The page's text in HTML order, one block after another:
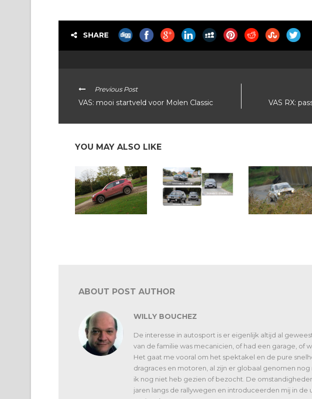
SHARE
Previous Post
VAS: mooi startveld voor Molen Classic VAS RX:
YOU MAY ALSO LIKE
ABOUT POST AUTHOR
WILLY BOUCHEZ
De interesse in autosport is er eigenlijk altijd al
van de familie was mecanicien, of had een garage, of
Het gaat me vooral om het spektakel en de pure
dragraces en motoren, al zijn er globaal genomen
ik nog niet heb gezien of bezocht. De
jaren langs de rallywegen en introduceerden mij in